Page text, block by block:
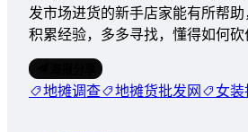
发市场进货的新手店家能有所帮
积累经验，多多寻找，懂得如何砍
地摊调查 地摊货批发网 女装